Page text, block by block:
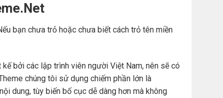
bạn chưa trỏ hoặc chưa biết cách trỏ tên miền
bởi các lập trình viên người Việt Nam, nên sẽ có
chúng tôi sử dụng chiếm phần lớn là
dung, tùy biến bố cục dễ dàng hơn mà không